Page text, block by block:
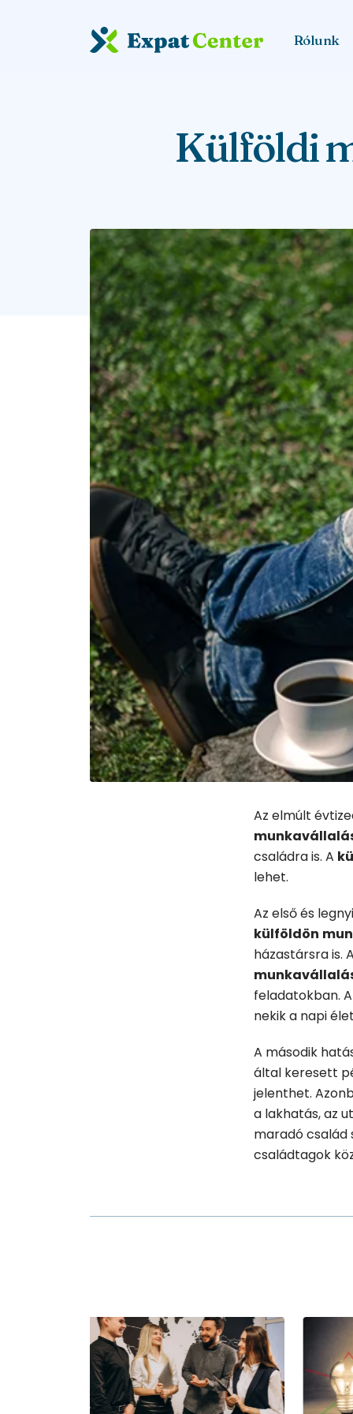
Rólunk
Külföldi
Az elmúlt
családra is. A
lehet.
Az első és
külföldön
házastársra is.
feladatokban.
nekik a napi
A második
által keresett
jelenthet.
a lakhatás, az
maradó család
családtagok